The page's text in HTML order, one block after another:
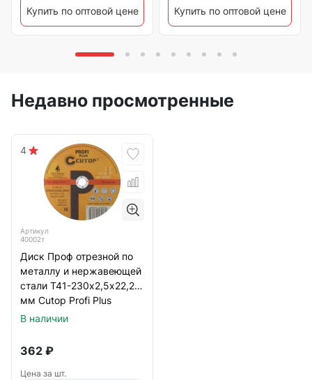
Купить по оптовой цене Купить по оптовой цене
Недавно просмотренные
4
Артикул
40002т
Диск Проф отрезной по
металлу и нержавеющей
стали Т41-230х2,5х22,2
мм Cutop Profi Plus
В наличии
362 ₽
Цена за шт.